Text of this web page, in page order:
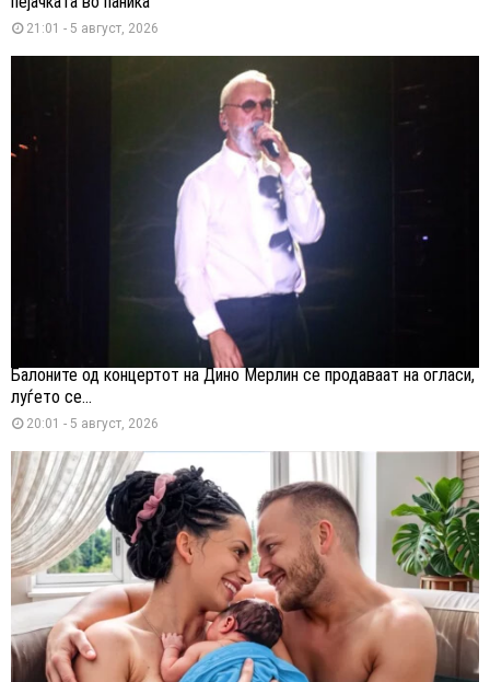
21:01 - 5 август, 2026
Балоните од концертот на Дино Мерлин се продаваат на огласи,
луѓето се...
20:01 - 5 август, 2026